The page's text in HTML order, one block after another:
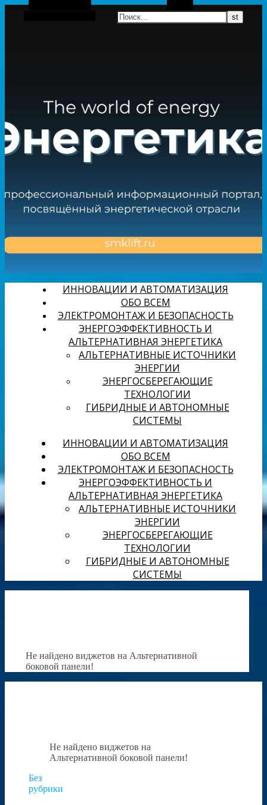
Боковая панель
ИННОВАЦИИ И АВТОМАТИЗАЦИЯ
ОБО ВСЕМ
ЭЛЕКТРОМОНТАЖ И БЕЗОПАСНОСТЬ
ЭНЕРГОЭФФЕКТИВНОСТЬ И
АЛЬТЕРНАТИВНАЯ ЭНЕРГЕТИКА
АЛЬТЕРНАТИВНЫЕ ИСТОЧНИКИ
ЭНЕРГИИ
ЭНЕРГОСБЕРЕГАЮЩИЕ
ТЕХНОЛОГИИ
ГИБРИДНЫЕ И АВТОНОМНЫЕ
СИСТЕМЫ
ИННОВАЦИИ И АВТОМАТИЗАЦИЯ
ОБО ВСЕМ
ЭЛЕКТРОМОНТАЖ И БЕЗОПАСНОСТЬ
ЭНЕРГОЭФФЕКТИВНОСТЬ И
АЛЬТЕРНАТИВНАЯ ЭНЕРГЕТИКА
АЛЬТЕРНАТИВНЫЕ ИСТОЧНИКИ
ЭНЕРГИИ
ЭНЕРГОСБЕРЕГАЮЩИЕ
ТЕХНОЛОГИИ
ГИБРИДНЫЕ И АВТОНОМНЫЕ
СИСТЕМЫ
Не найдено виджетов на Альтернативной
боковой панели!
Не найдено виджетов на
Альтернативной боковой панели!
Без
рубрики